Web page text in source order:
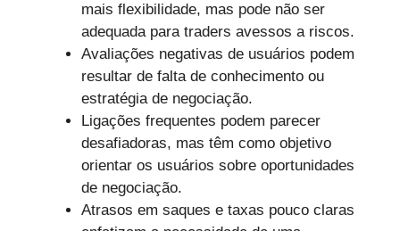
mais flexibilidade, mas pode não ser
adequada para traders avessos a riscos.
Avaliações negativas de usuários podem
resultar de falta de conhecimento ou
estratégia de negociação.
Ligações frequentes podem parecer
desafiadoras, mas têm como objetivo
orientar os usuários sobre oportunidades
de negociação.
Atrasos em saques e taxas pouco claras